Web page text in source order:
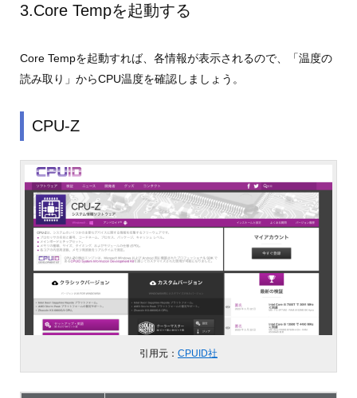
3.Core Tempを起動する
Core Tempを起動すれば、各情報が表示されるので、「温度の
読み取り」からCPU温度を確認しましょう。
CPU-Z
引用元： CPUID社